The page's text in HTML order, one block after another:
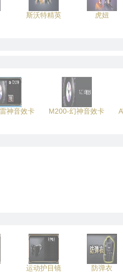
斯沃特精英 虎妞
神音效卡 M200-幻神音效卡
运动护目镜 防弹衣